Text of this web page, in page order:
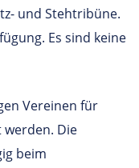
und Stehtribüne.
Es sind keine
Vereinen für
Die
beim